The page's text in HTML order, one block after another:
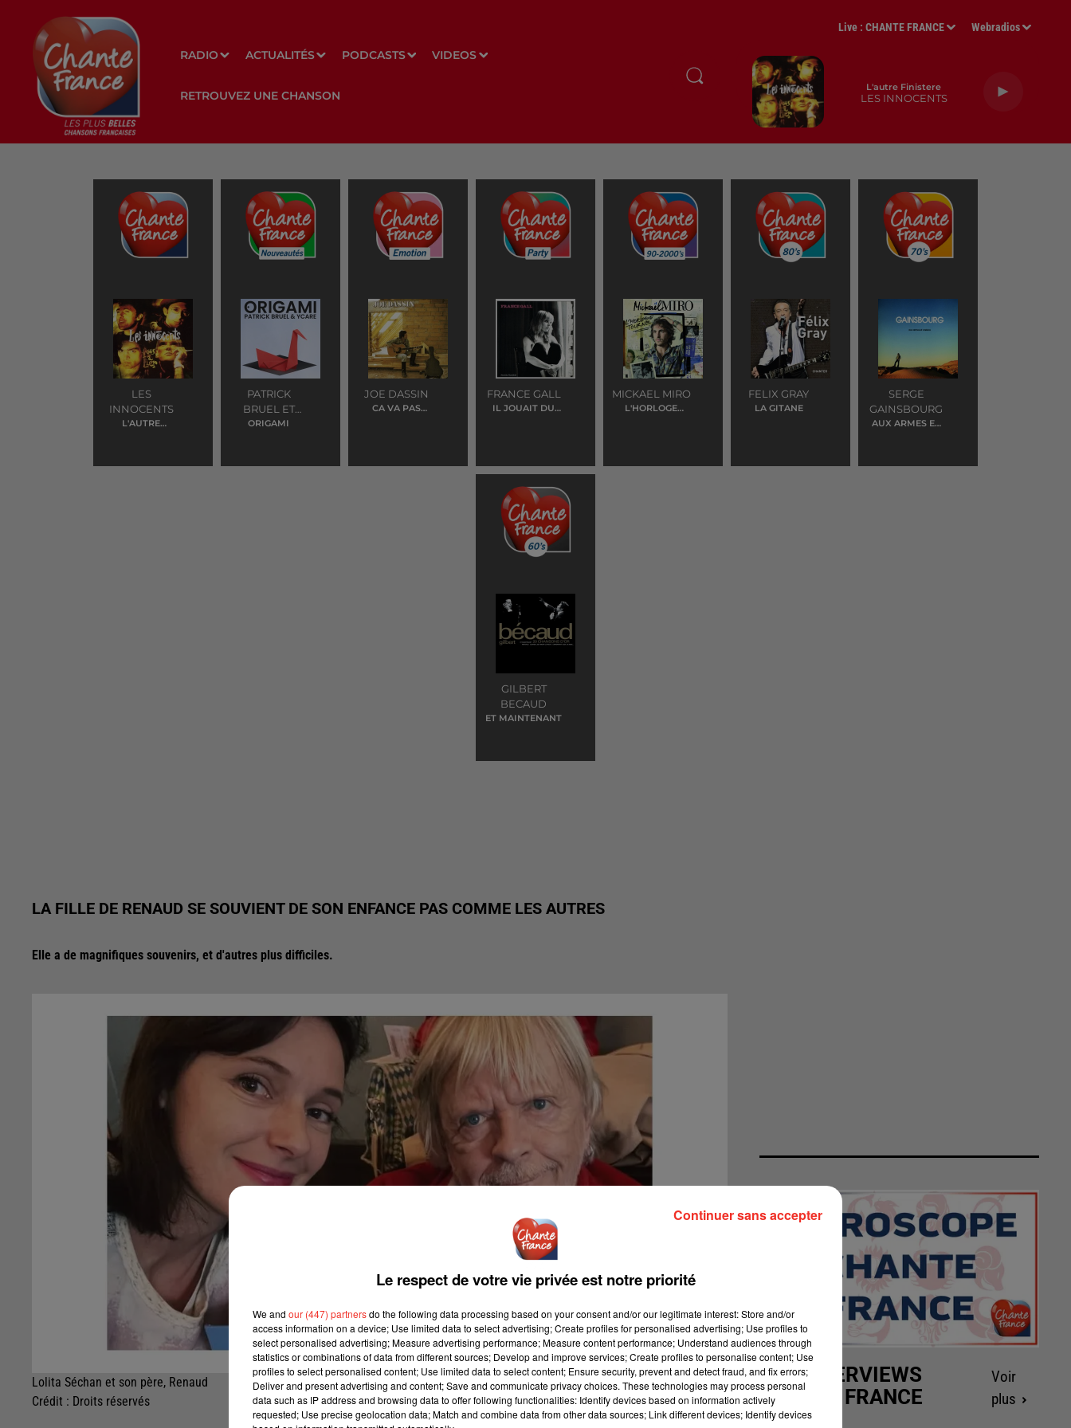
RADIO ACTUALITÉS PODCASTS VIDEOS
RETROUVEZ UNE CHANSON
Live :CHANTE FRANCE Webradios
L'autre Finistere
LES INNOCENTS
LES
INNOCENTS
L'AUTRE
PATRICK
BRUEL ET
YCARE
ORIGAMI
JOE DASSIN
CA VA PAS
FRANCE GALL
IL JOUAIT DU
MICKAEL MIRO
L'HORLOGE
FELIX GRAY
LA GITANE
SERGE
GAINSBOURG
AUX ARMES ET
GILBERT
BECAUD
ET MAINTENANT
LA FILLE DE RENAUD SE SOUVIENT DE SON ENFANCE PAS COMME LES AUTRES
Elle a de magnifiques souvenirs, et d'autres plus difficiles.
Lolita Séchan et son père, Renaud
Crédit : Droits réservés
LES INTERVIEWS
CHANTE FRANCE
Voir
plus
Le respect de votre vie privée est notre priorité
We and our (447) partnersdo the following data processing based on your consent and/or our legitimate interest: Store and/or
access information on a device; Use limited data to select advertising; Create profiles for personalised advertising; Use profiles to
select personalised advertising; Measure advertising performance; Measure content performance; Understand audiences through
statistics or combinations of data from different sources; Develop and improve services; Create profiles to personalise content; Use
profiles to select personalised content; Use limited data to select content; Ensure security, prevent and detect fraud, and fix errors;
Deliver and present advertising and content; Save and communicate privacy choices. These technologies may process personal
data such as IP address and browsing data to offer following functionalities: Identify devices based on information actively
requested; Use precise geolocation data; Match and combine data from other data sources; Link different devices; Identify devices
Continuer sans accepter